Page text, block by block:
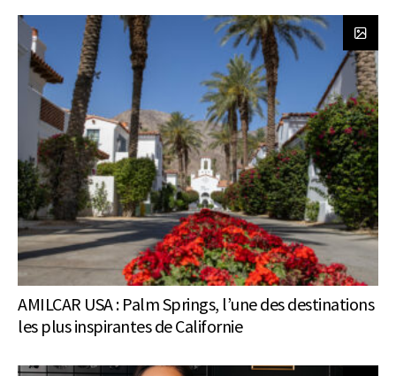
AMILCAR USA : Palm Springs, l’une des destinations
les plus inspirantes de Californie